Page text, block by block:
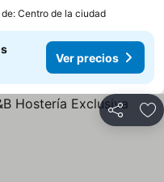
de: Centro de la ciudad
Ver precios
Compartir